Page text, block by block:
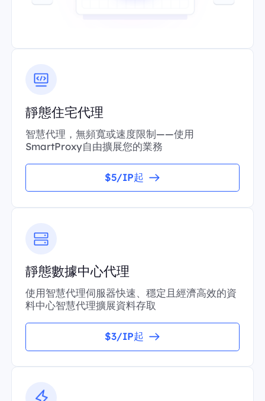
靜態住宅代理
智慧代理，無頻寬或速度限制——使用
SmartProxy自由擴展您的業務
$5/IP起
靜態數據中心代理
使用智慧代理伺服器快速、穩定且經濟高效的資
料中心智慧代理擴展資料存取
$3/IP起